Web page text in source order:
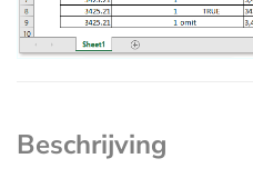
Beschrijving